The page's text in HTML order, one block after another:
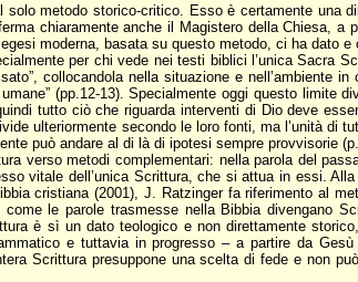
metodo storico-critico. Esso è certamente una
chiaramente anche il Magistero della Chiesa, a
moderna, basata su questo metodo, ci ha dato
per chi vede nei testi biblici l’unica
collocandola nella situazione e nell’ambiente
(pp.12-13). Specialmente oggi questo limite
tutto ciò che riguarda interventi di Dio deve
ulteriormente secondo le loro fonti, ma l’unità di
può andare al di là di ipotesi sempre provvisorie
verso metodi complementari: nella parola del
vitale dell’unica Scrittura, che si attua in essi.
cristiana (2001), J. Ratzinger fa riferimento al
come le parole trasmesse nella Bibbia
è sì un dato teologico e non direttamente
e tuttavia in progresso – a partire da
Scrittura presuppone una scelta di fede e non